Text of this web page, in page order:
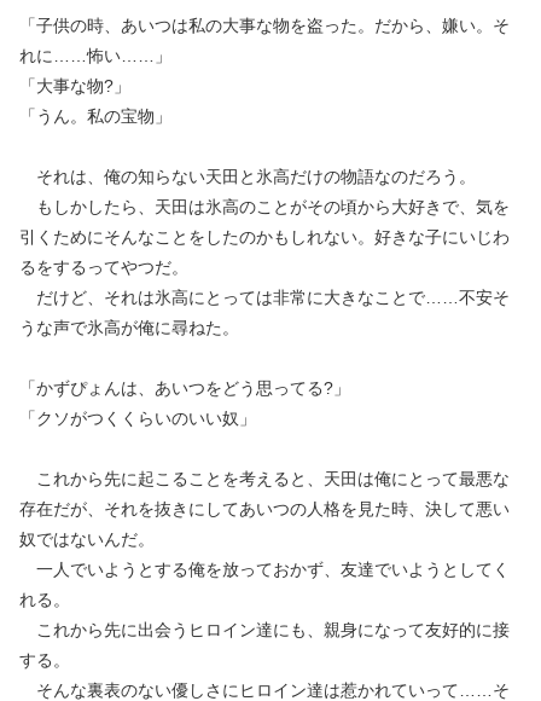
「子供の時、あいつは私の大事な物を盗った。だから、嫌い。そ
れに……怖い……」
「大事な物?」
「うん。私の宝物」
それは、俺の知らない天田と氷高だけの物語なのだろう。
もしかしたら、天田は氷高のことがその頃から大好きで、気を
引くためにそんなことをしたのかもしれない。好きな子にいじわ
るをするってやつだ。
だけど、それは氷高にとっては非常に大きなことで……不安そ
うな声で氷高が俺に尋ねた。
「かずぴょんは、あいつをどう思ってる?」
「クソがつくくらいのいい奴」
これから先に起こることを考えると、天田は俺にとって最悪な
存在だが、それを抜きにしてあいつの人格を見た時、決して悪い
奴ではないんだ。
一人でいようとする俺を放っておかず、友達でいようとしてく
れる。
これから先に出会うヒロイン達にも、親身になって友好的に接
する。
そんな裏表のない優しさにヒロイン達は惹かれていって……そ